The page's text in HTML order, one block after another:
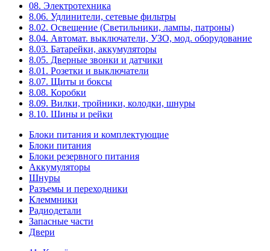
08. Электротехника
8.06. Удлинители, сетевые фильтры
8.02. Освещение (Светильники, лампы, патроны)
8.04. Автомат. выключатели, УЗО, мод. оборудование
8.03. Батарейки, аккумуляторы
8.05. Дверные звонки и датчики
8.01. Розетки и выключатели
8.07. Щиты и боксы
8.08. Коробки
8.09. Вилки, тройники, колодки, шнуры
8.10. Шины и рейки
Блоки питания и комплектующие
Блоки питания
Блоки резервного питания
Аккумуляторы
Шнуры
Разъемы и переходники
Клеммники
Радиодетали
Запасные части
Двери